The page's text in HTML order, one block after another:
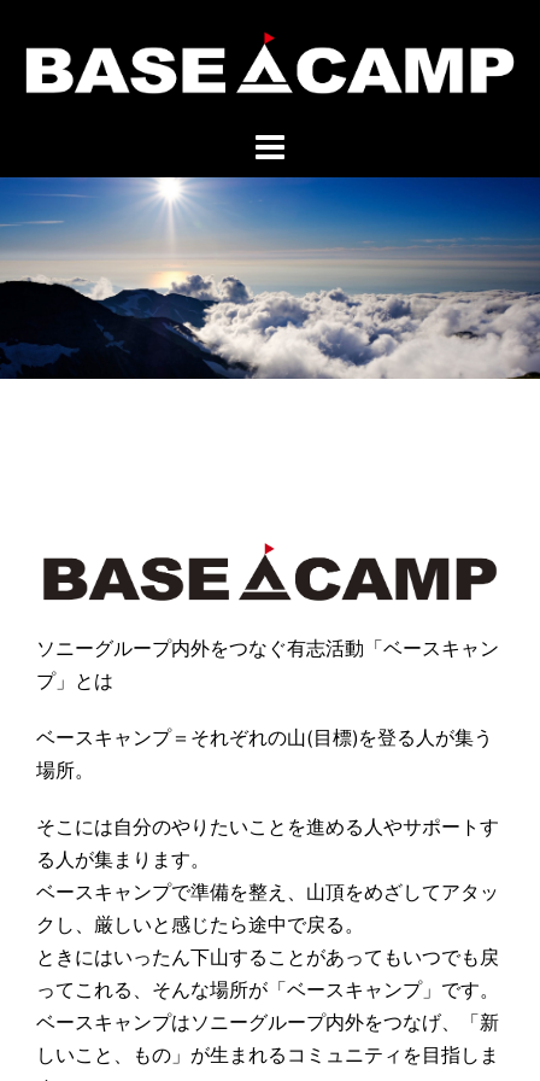
へ
ス
キ
ッ
ソニーグループ内外をつなぐ有志活動「ベースキャン
プ」とは
ベースキャンプ＝それぞれの山(目標)を登る人が集う
場所。
そこには自分のやりたいことを進める人やサポートす
る人が集まります。
ベースキャンプで準備を整え、山頂をめざしてアタッ
クし、厳しいと感じたら途中で戻る。
ときにはいったん下山することがあってもいつでも戻
ってこれる、そんな場所が「ベースキャンプ」です。
ベースキャンプはソニーグループ内外をつなげ、「新
しいこと、もの」が生まれるコミュニティを目指しま